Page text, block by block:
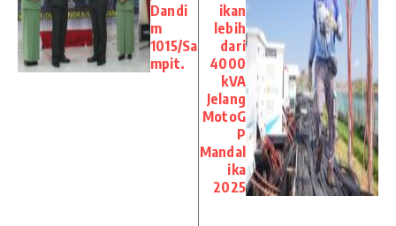
Dandi
m
1015/Sa
mpit.
ikan
lebih
dari
4000
kVA
Jelang
MotoG
P
Mandal
ika
2025